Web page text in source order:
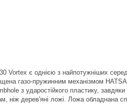
Vortex є однією з найпотужніших
газо-пружинним механізмом
з ударостійкого пластику,
ніж дерев'яні ложі. Ложа